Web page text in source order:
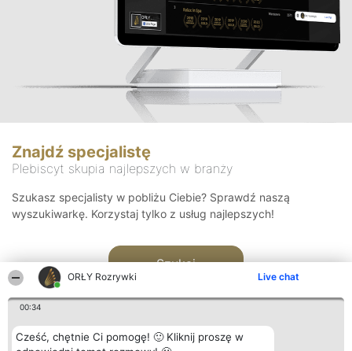
ORŁY Rozrywki Live chat
00:34
Cześć, chętnie Ci pomogę! 🙂 Kliknij proszę w
Znajdź specjalistę
Plebiscyt skupia najlepszych w branży
Szukasz specjalisty w pobliżu Ciebie? Sprawdź naszą
wyszukiwarkę. Korzystaj tylko z usług najlepszych!
Szukaj